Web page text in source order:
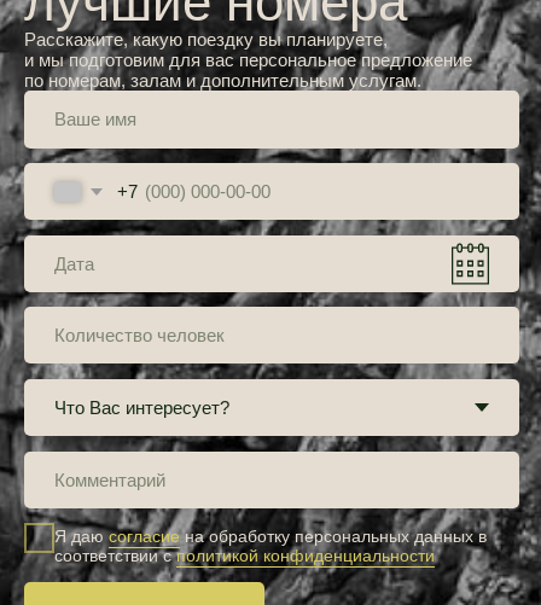
Адрес
Пионерская ул.10,
посёлок Аракуль
Отдел бронирования
+7 908 080 82 26
Для групповых бронирований
+7 950 743 55 57
Почта
arakul.bron@mail.ru
Навигация
Номера
Кафе
Активности
Мероприятия
О центре
Отзывы
Цены
Акции
Контакты
Все права защищены
Правила бронирования и проживания
Политика обработки персональных данных
Разработка сайта